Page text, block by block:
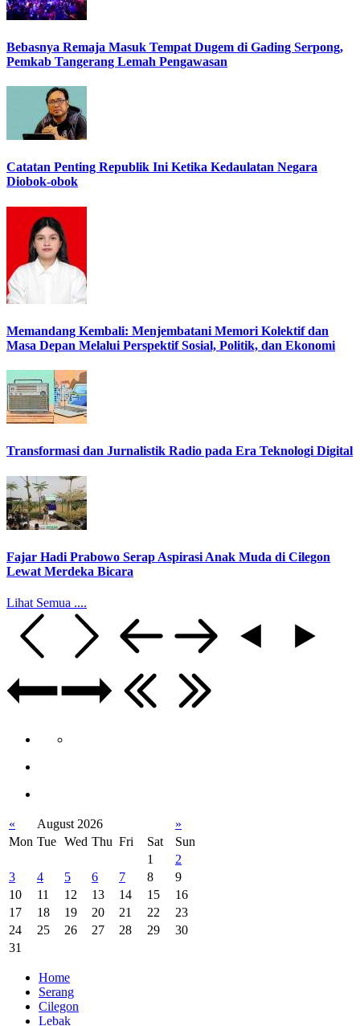
Bebasnya Remaja Masuk Tempat Dugem di Gading Serpong,
Pemkab Tangerang Lemah Pengawasan
Catatan Penting Republik Ini Ketika Kedaulatan Negara
Diobok-obok
Memandang Kembali: Menjembatani Memori Kolektif dan
Masa Depan Melalui Perspektif Sosial, Politik, dan Ekonomi
Transformasi dan Jurnalistik Radio pada Era Teknologi Digital
Fajar Hadi Prabowo Serap Aspirasi Anak Muda di Cilegon
Lewat Merdeka Bicara
Lihat Semua ....
« August 2026
»
Mon Tue Wed Thu Fri Sat
Sun
1
2
3
4 5 6 7 8
9
10
11 12 13 14 15
16
17
18 19 20 21 22
23
24
25 26 27 28 29
30
31
Home
Serang
Cilegon
Lebak